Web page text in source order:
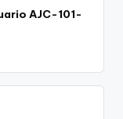
AJC-101-